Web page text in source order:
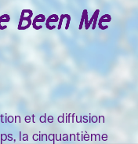
Been Me
et de diffusion
la cinquantième